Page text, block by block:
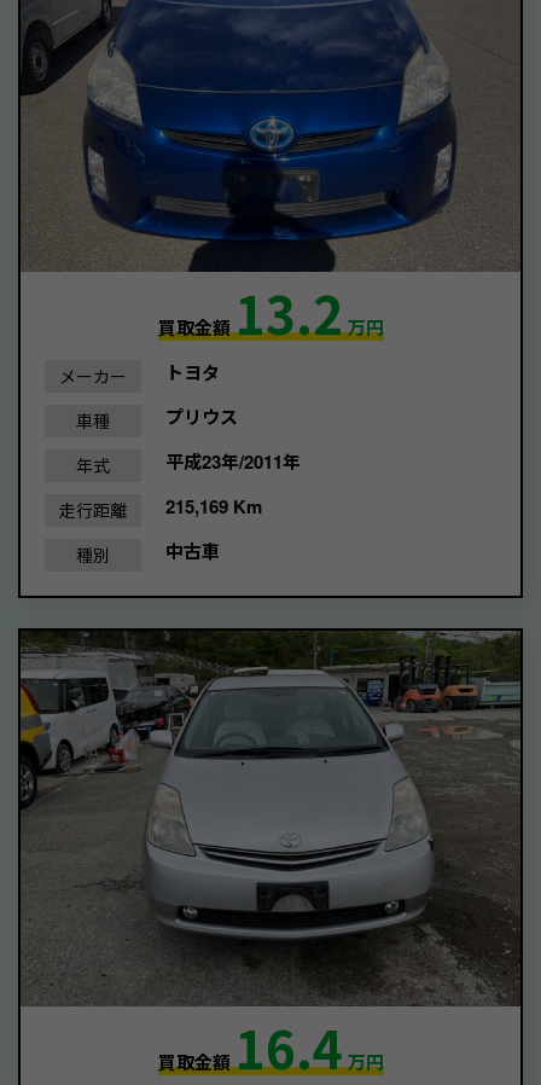
買取金額13.2万円
メーカー トヨタ
車種 プリウス
年式 平成23年/2011年
走行距離 215,169 Km
種別 中古車
買取金額16.4万円